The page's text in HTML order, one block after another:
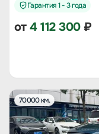
Гарантия 1 - 3 года
от4 112 300₽
70000 км.